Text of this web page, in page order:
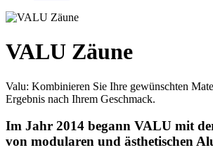
VALU Zäune
Valu: Kombinieren Sie Ihre gewünschten
Ergebnis nach Ihrem Geschmack.
Im Jahr 2014 begann VALU mit
von modularen und ästhetischen